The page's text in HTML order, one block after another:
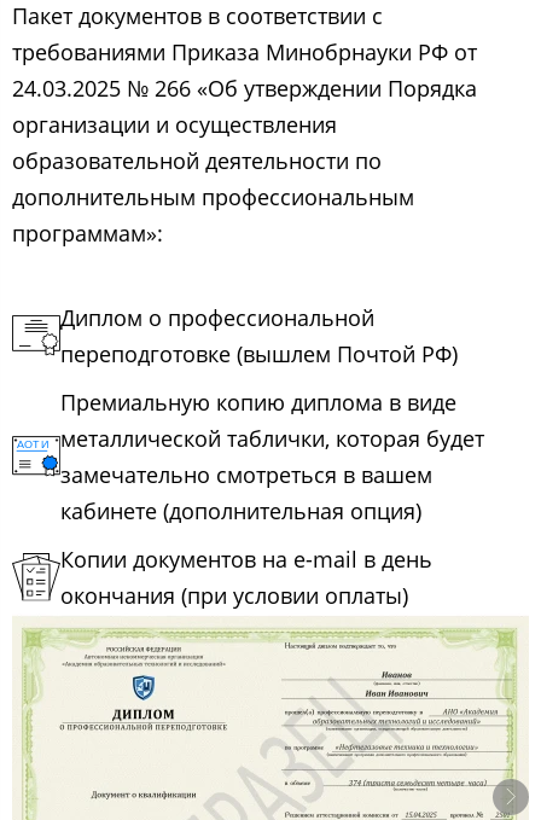
Пакет документов в соответствии с
требованиями Приказа Минобрнауки РФ от
24.03.2025 № 266 «Об утверждении Порядка
организации и осуществления
образовательной деятельности по
дополнительным профессиональным
программам»:
Диплом о профессиональной
переподготовке (вышлем Почтой РФ)
Премиальную копию диплома в виде
металлической таблички, которая будет
замечательно смотреться в вашем
кабинете (дополнительная опция)
Копии документов на e-mail в день
окончания (при условии оплаты)